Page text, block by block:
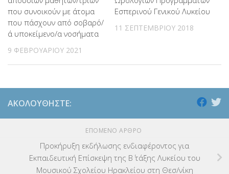
που συνοικούν με άτομα
που πάσχουν από σοβαρό/
ά υποκείμενο/α νοσήματα
9 ΦΕΒΡΟΥΑΡΊΟΥ 2021
Εσπερινού Γενικού Λυκείου
11 ΣΕΠΤΕΜΒΡΊΟΥ 2018
ΑΚΟΛΟΥΘΉΣΤΕ:
ΕΠΌΜΕΝΟ ΆΡΘΡΟ
Προκήρυξη εκδήλωσης ενδιαφέροντος για
Εκπαιδευτική Επίσκεψη της Β΄ τάξης Λυκείου του
Μουσικού Σχολείου Ηρακλείου στη Θεσ/νίκη